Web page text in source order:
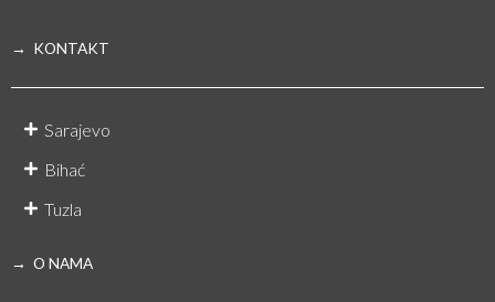
→ KONTAKT
Sarajevo
Bihać
Tuzla
→ O NAMA